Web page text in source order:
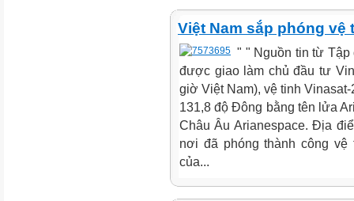
Việt Nam sắp phóng vệ
" " Nguồn tin từ
được giao làm chủ đầu tư
giờ Việt Nam), vệ tinh
131,8 độ Đông bằng tên lửa
Châu Âu Arianespace. Địa
nơi đã phóng thành công vệ
của...